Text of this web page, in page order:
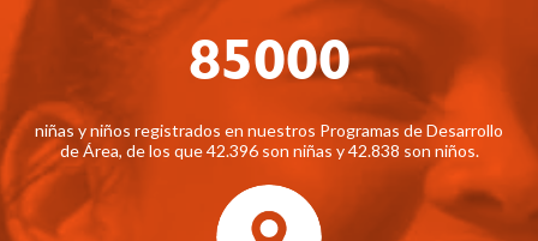
85000
niñas y niños registrados en nuestros Programas de Desarrollo
de Área, de los que 42.396 son niñas y 42.838 son niños.